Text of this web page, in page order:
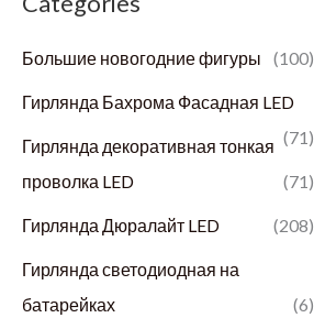
Большие новогодние фигуры (100)
Гирлянда Бахрома Фасадная LED
(71)
Гирлянда декоративная тонкая
проволка LED
(71)
Гирлянда Дюралайт LED (208)
Гирлянда светодиодная на
батарейках
(6)